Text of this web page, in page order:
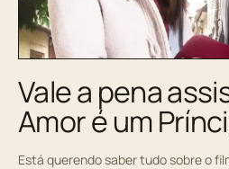
Vale a pena
Amor é um
Está querendo saber tudo sobre o